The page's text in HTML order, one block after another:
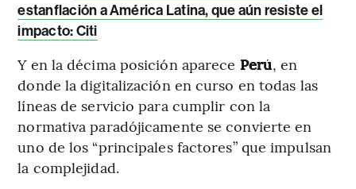
estanflación a América Latina, que aún resiste el
impacto: Citi
Y en la décima posición aparece Perú, en
donde la digitalización en curso en todas las
líneas de servicio para cumplir con la
normativa paradójicamente se convierte en
uno de los “principales factores” que impulsan
la complejidad.